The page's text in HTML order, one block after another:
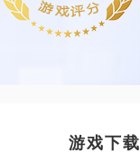
游戏下载